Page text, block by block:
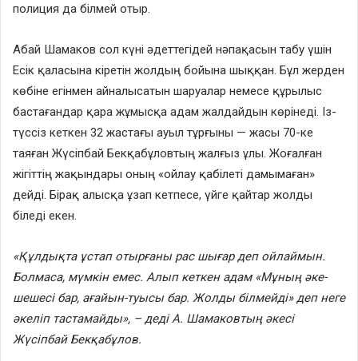
полиция да білмей отыр.
Абай Шамаков сол күні әдеттегідей нәпақасын табу үшін
Есік қаласына кіретін жолдың бойына шыққан. Бұл жерден
көбіне егінмен айналысатын шаруалар немесе құрылыс
бастағандар қара жұмысқа адам жалдайдын көрінеді. Із-
түссіз кеткен 32 жастағы ауыл тұрғыны — жасы 70-ке
таяған Жүсіпбай Бекқабұловтың жалғыз ұлы. Жоғалған
жігіттің жақындары оның «ойлау қабілеті дамымаған»
дейді. Бірақ алысқа ұзап кетпесе, үйге қайтар жолды
біледі екен.
«Құлдықта ұстап отырғаны рас шығар деп ойлаймын.
Болмаса, мүмкін емес. Алып кеткен адам «Мұның әке-
шешесі бар, ағайын-туысы бар. Жолды білмейді» деп неге
әкеліп тастамайды», – деді А. Шамаковтың әкесі
Жүсіпбай Бекқабұлов.